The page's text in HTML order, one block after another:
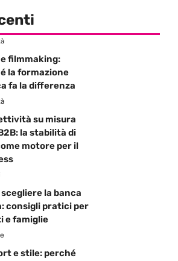
e filmmaking:
la formazione
fa la differenza
su misura
la stabilità di
motore per il
scegliere la banca
consigli pratici per
e famiglie
e stile: perché